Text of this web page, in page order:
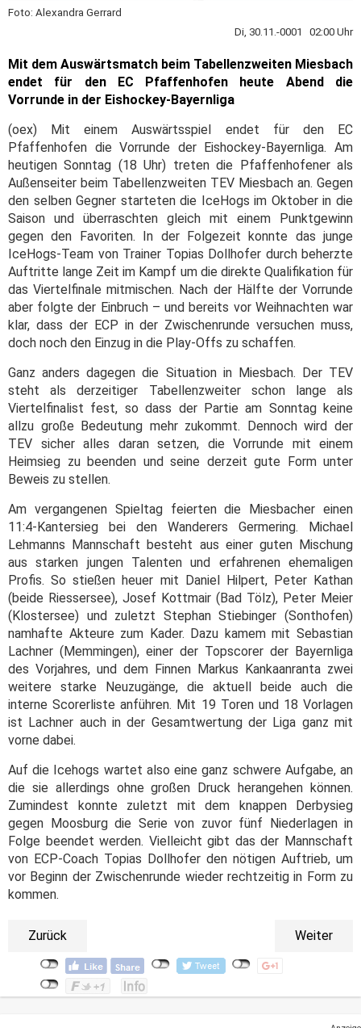
Foto: Alexandra Gerrard
Di, 30.11.-0001 02:00 Uhr
Mit dem Auswärtsmatch beim Tabellenzweiten Miesbach
endet für den EC Pfaffenhofen heute Abend die
Vorrunde in der Eishockey-Bayernliga
(oex) Mit einem Auswärtsspiel endet für den EC
Pfaffenhofen die Vorrunde der Eishockey-Bayernliga. Am
heutigen Sonntag (18 Uhr) treten die Pfaffenhofener als
Außenseiter beim Tabellenzweiten TEV Miesbach an. Gegen
den selben Gegner starteten die IceHogs im Oktober in die
Saison und überraschten gleich mit einem Punktgewinn
gegen den Favoriten. In der Folgezeit konnte das junge
IceHogs-Team von Trainer Topias Dollhofer durch beherzte
Auftritte lange Zeit im Kampf um die direkte Qualifikation für
das Viertelfinale mitmischen. Nach der Hälfte der Vorrunde
aber folgte der Einbruch – und bereits vor Weihnachten war
klar, dass der ECP in der Zwischenrunde versuchen muss,
doch noch den Einzug in die Play-Offs zu schaffen.
Ganz anders dagegen die Situation in Miesbach. Der TEV
steht als derzeitiger Tabellenzweiter schon lange als
Viertelfinalist fest, so dass der Partie am Sonntag keine
allzu große Bedeutung mehr zukommt. Dennoch wird der
TEV sicher alles daran setzen, die Vorrunde mit einem
Heimsieg zu beenden und seine derzeit gute Form unter
Beweis zu stellen.
Am vergangenen Spieltag feierten die Miesbacher einen
11:4-Kantersieg bei den Wanderers Germering. Michael
Lehmanns Mannschaft besteht aus einer guten Mischung
aus starken jungen Talenten und erfahrenen ehemaligen
Profis. So stießen heuer mit Daniel Hilpert, Peter Kathan
(beide Riessersee), Josef Kottmair (Bad Tölz), Peter Meier
(Klostersee) und zuletzt Stephan Stiebinger (Sonthofen)
namhafte Akteure zum Kader. Dazu kamem mit Sebastian
Lachner (Memmingen), einer der Topscorer der Bayernliga
des Vorjahres, und dem Finnen Markus Kankaanranta zwei
weitere starke Neuzugänge, die aktuell beide auch die
interne Scorerliste anführen. Mit 19 Toren und 18 Vorlagen
ist Lachner auch in der Gesamtwertung der Liga ganz mit
vorne dabei.
Auf die Icehogs wartet also eine ganz schwere Aufgabe, an
die sie allerdings ohne großen Druck herangehen können.
Zumindest konnte zuletzt mit dem knappen Derbysieg
gegen Moosburg die Serie von zuvor fünf Niederlagen in
Folge beendet werden. Vielleicht gibt das der Mannschaft
von ECP-Coach Topias Dollhofer den nötigen Auftrieb, um
vor Beginn der Zwischenrunde wieder rechtzeitig in Form zu
kommen.
Zurück Weiter